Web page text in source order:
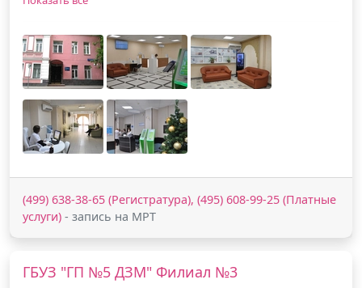
(499) 638-38-65 (Регистратура), (495) 608-99-25 (Платные
услуги) - запись на МРТ
ГБУЗ "ГП №5 ДЗМ" Филиал №3